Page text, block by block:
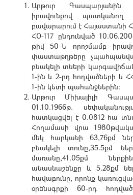
Արթուր Գասպարյանին
իրավունքով պատկանող
բավարարում է Հայաստանի
ՀՕ-117 ընդունված
թիվ 50-Ն որոշմամբ
փաստաթղթերը
բնակելի տների
1-ին և 2-րդ հոդվածների և
1-ին կետի պահանջներին:
Արթուր Միխայիլի
01.10.1966թ.
հատկացվել է 0.0812 հա
Հողամասի վրա
մեկ հարկանի 63,76քմ
բնակելի տունը,35.5քմ
մառանը,41.05քմ
անասնաշենքը և 5.28քմ
հավաբունը, որոնք
օրենսգրքի 60-րդ